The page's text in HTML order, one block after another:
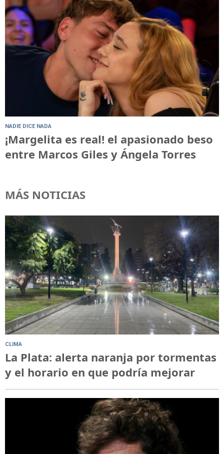
NADIE DICE NADA
¡Margelita es real! el apasionado beso
entre Marcos Giles y Ángela Torres
MÁS NOTICIAS
CLIMA
La Plata: alerta naranja por tormentas
y el horario en que podría mejorar